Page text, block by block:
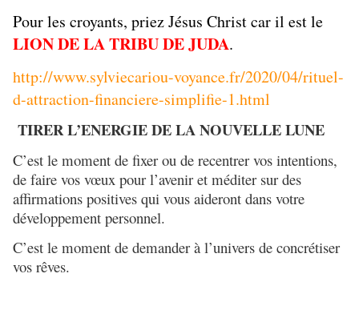
Pour les croyants, priez Jésus Christ car il est le
LION DE LA TRIBU DE JUDA.
http://www.sylviecariou-voyance.fr/2020/04/rituel-
d-attraction-financiere-simplifie-1.html
TIRER L’ENERGIE DE LA NOUVELLE LUNE
C’est le moment de fixer ou de recentrer vos intentions,
de faire vos vœux pour l’avenir et méditer sur des
affirmations positives qui vous aideront dans votre
développement personnel.
C’est le moment de demander à l’univers de concrétiser
vos rêves.